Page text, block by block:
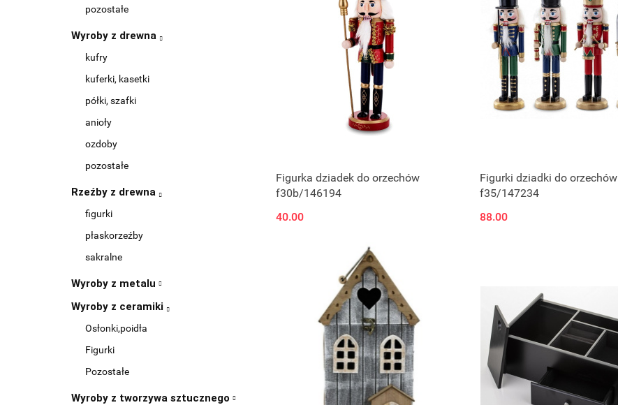
pozostałe
Wyroby z drewna
kufry
kuferki, kasetki
półki, szafki
anioły
ozdoby
pozostałe
Rzeźby z drewna
figurki
płaskorzeźby
sakralne
Wyroby z metalu
Wyroby z ceramiki
Osłonki,poidła
Figurki
Pozostałe
Wyroby z tworzywa sztucznego
Figurka dziadek do orzechów
f30b/146194
40.00
Figurki dziadki do orzechów
f35/147234
88.00